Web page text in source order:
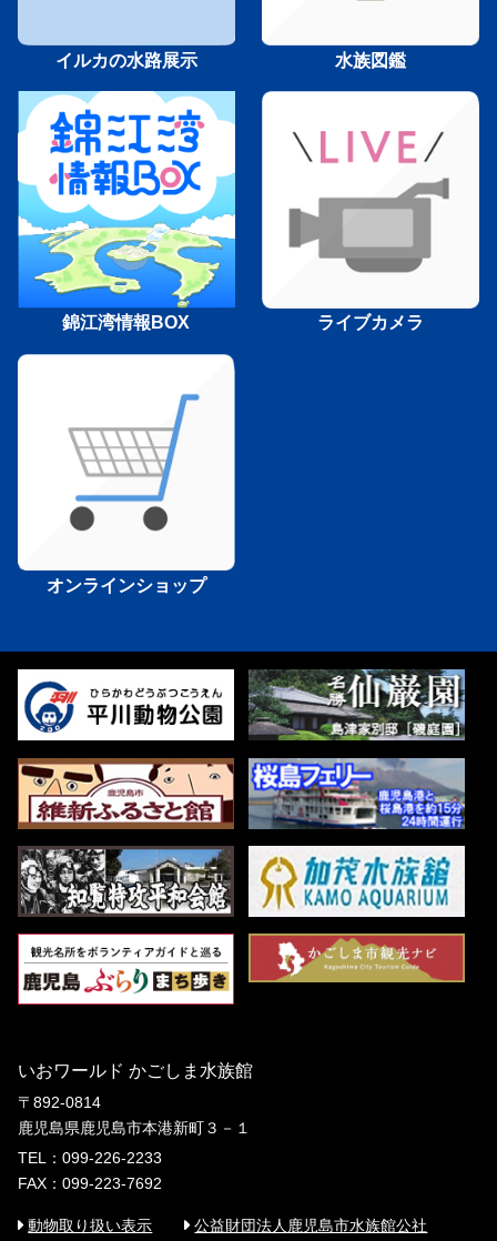
イルカの水路展示 水族図鑑
錦江湾情報BOX ライブカメラ
オンラインショップ
いおワールド かごしま水族館
〒892-0814
鹿児島県鹿児島市本港新町３－１
TEL：099-226-2233
FAX：099-223-7692
動物取り扱い表示 公益財団法人鹿児島市水族館公社